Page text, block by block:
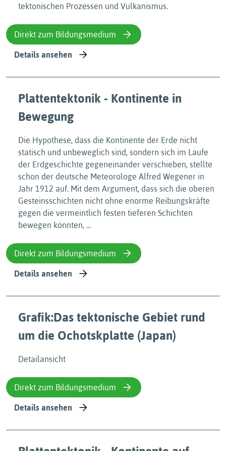
tektonischen Prozessen und Vulkanismus.
Direkt zum Bildungsmedium
Details ansehen
Plattentektonik - Kontinente in
Bewegung
Die Hypothese, dass die Kontinente der Erde nicht
statisch und unbeweglich sind, sondern sich im Laufe
der Erdgeschichte gegeneinander verschieben, stellte
schon der deutsche Meteorologe Alfred Wegener in
Jahr 1912 auf. Mit dem Argument, dass sich die oberen
Gesteinsschichten nicht ohne enorme Reibungskräfte
gegen die vermeintlich festen tieferen Schichten
bewegen könnten, ...
Direkt zum Bildungsmedium
Details ansehen
Grafik:Das tektonische Gebiet rund
um die Ochotskplatte (Japan)
Detailansicht
Direkt zum Bildungsmedium
Details ansehen